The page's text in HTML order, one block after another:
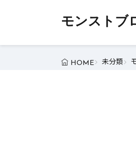
モンストブ
HOME 未分類